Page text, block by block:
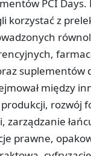
PCI Days.
korzystać z
suplementów
między
rozwój
zarządzanie
prawne,